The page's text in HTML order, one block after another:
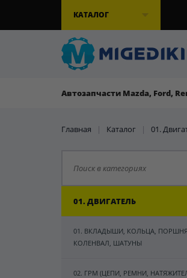
КАТАЛОГ
Автозапчасти Mazda, Ford,
Главная | Каталог | 01.
01. ДВИГАТЕЛЬ
01. ВКЛАДЫШИ, КОЛЬЦА,
КОЛЕНВАЛ, ШАТУНЫ
02. ГРМ (ЦЕПИ, РЕМНИ,